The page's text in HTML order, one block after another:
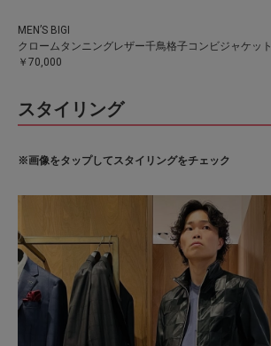
MEN’S BIGI
クロームタンニングレザー千鳥格子コンビジャケット
￥70,000
スタイリング
※画像をタップしてスタイリングをチェック